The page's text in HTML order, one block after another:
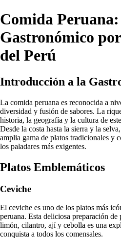
Comida
Gastronómico
del Perú
Introducción a la
La comida peruana es reconocida a
diversidad y fusión de sabores. La
historia, la geografía y la cultura de
Desde la costa hasta la sierra y la
amplia gama de platos tradicionales y
los paladares más exigentes.
Platos Emblemáticos
Ceviche
El ceviche es uno de los platos más
peruana. Esta deliciosa preparación de
limón, cilantro, ají y cebolla es una
conquista a todos los comensales.